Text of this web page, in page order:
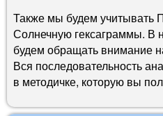
Также мы будем учитывать
Солнечную гексаграммы. В
будем обращать внимание
Вся последовательность
в методичке, которую вы